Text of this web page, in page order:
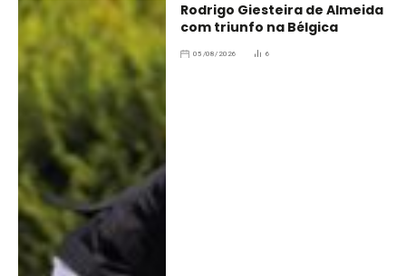
Rodrigo Giesteira de Almeida
com triunfo na Bélgica
05/08/2026 6